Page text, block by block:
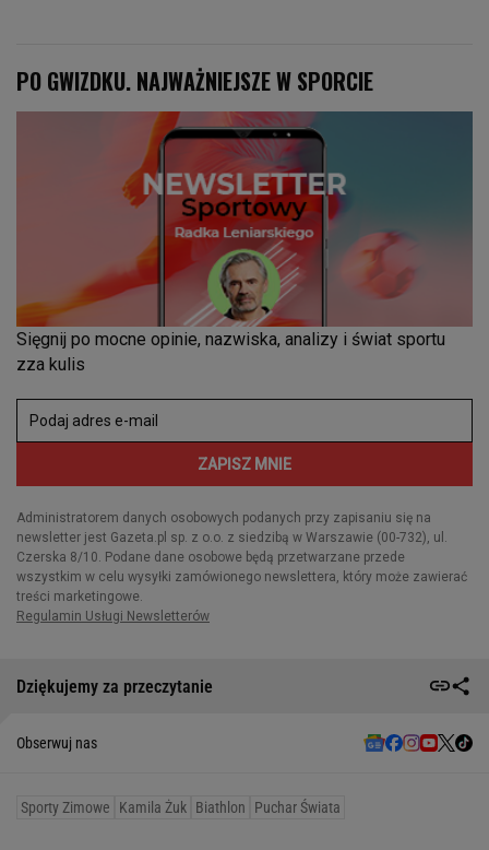
Dziękujemy za przeczytanie
Obserwuj nas
Sporty Zimowe Kamila Żuk Biathlon Puchar Świata